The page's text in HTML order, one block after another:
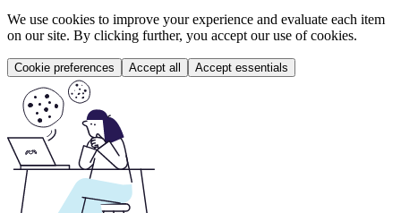
We use cookies to improve your experience and evaluate each item
on our site. By clicking further, you accept our use of cookies.
Cookie preferences Accept all Accept essentials